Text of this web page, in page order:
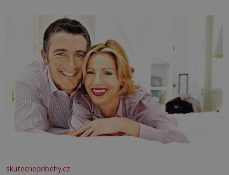
se na koloběžce a den zakončit poznáváním památek ve
Velkých Losinách nebo v termálním
skutecnepribehy.cz